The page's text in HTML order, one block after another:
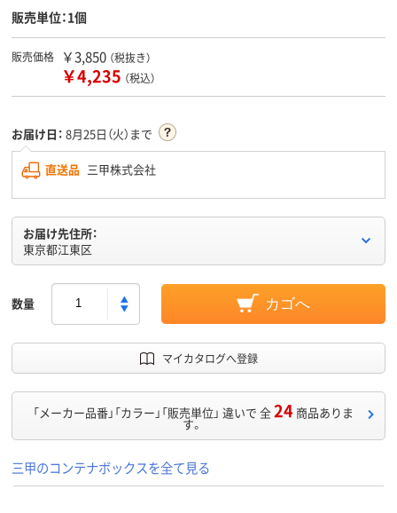
販売単位：1個
販売価格 ￥3,850 （税抜き）
￥4,235 （税込）
お届け日： 8月25日（火）まで
直送品 三甲株式会社
お届け先住所：
東京都江東区
数量 カゴへ
マイカタログへ登録
「メーカー品番」「カラー」「販売単位」 違いで 全24 商品ありま
す。
三甲のコンテナボックスを全て見る